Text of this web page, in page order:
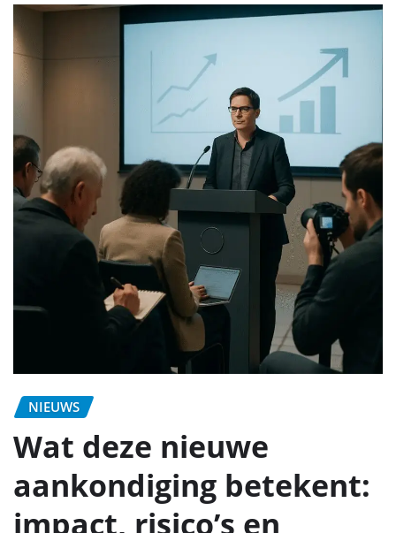
NIEUWS
Wat deze nieuwe
aankondiging betekent:
impact, risico’s en